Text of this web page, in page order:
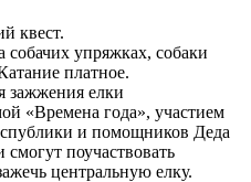
квест.
упряжках, собаки
платное.
елки
«Времена года», участием
и помощников Деда
поучаствовать
центральную елку.